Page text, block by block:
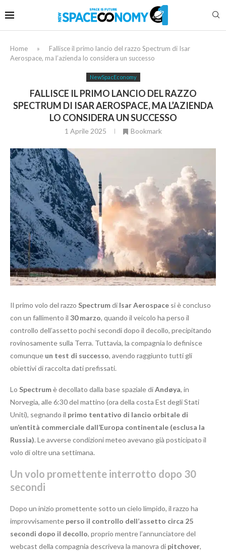
Home »
Fallisce il primo lancio del razzo Spectrum di Isar
Aerospace, ma l’azienda lo considera un successo
NewSpacEconomy
FALLISCE IL PRIMO LANCIO DEL RAZZO
SPECTRUM DI ISAR AEROSPACE, MA L’AZIENDA
LO CONSIDERA UN SUCCESSO
1 Aprile 2025 Bookmark
Il primo volo del razzo Spectrumdi Isar Aerospace si è concluso
con un fallimento il 30 marzo, quando il veicolo ha perso il
controllo dell’assetto pochi secondi dopo il decollo, precipitando
rovinosamente sulla Terra. Tuttavia, la compagnia lo definisce
comunque un test di successo, avendo raggiunto tutti gli
obiettivi di raccolta dati prefissati.
Lo Spectrumè decollato dalla base spaziale diAndøya, in
Norvegia, alle 6:30 del mattino (ora della costa Est degli Stati
Uniti), segnando il primo tentativo di lancio orbitale di
un’entità commerciale dall’Europa continentale (esclusa la
Russia). Le avverse condizioni meteo avevano già posticipato il
volo di oltre una settimana.
Un volo promettente interrotto dopo 30
secondi
Dopo un inizio promettente sotto un cielo limpido, il razzo ha
improvvisamente perso il controllo dell’assetto circa 25
secondi dopo il decollo, proprio mentre l’annunciatore del
webcast della compagnia descriveva la manovra di pitchover,